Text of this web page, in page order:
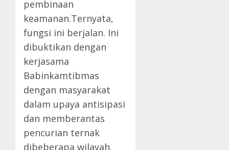
pembinaan
keamanan.Ternyata,
fungsi ini berjalan. Ini
dibuktikan dengan
kerjasama
Babinkamtibmas
dengan masyarakat
dalam upaya antisipasi
dan memberantas
pencurian ternak
dibeberapa wilayah.